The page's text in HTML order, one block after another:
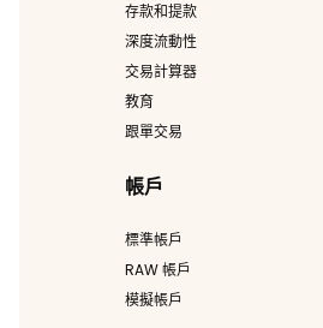
存款和提款
深度流動性
交易計算器
教育
跟單交易
帳戶
標準帳戶
RAW 帳戶
模擬帳戶